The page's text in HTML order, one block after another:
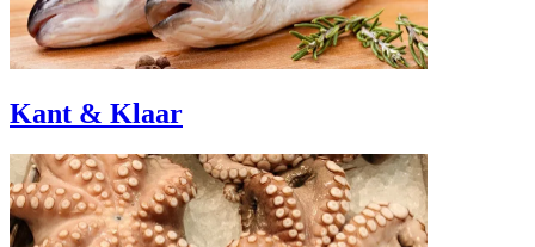
Kant & Klaar